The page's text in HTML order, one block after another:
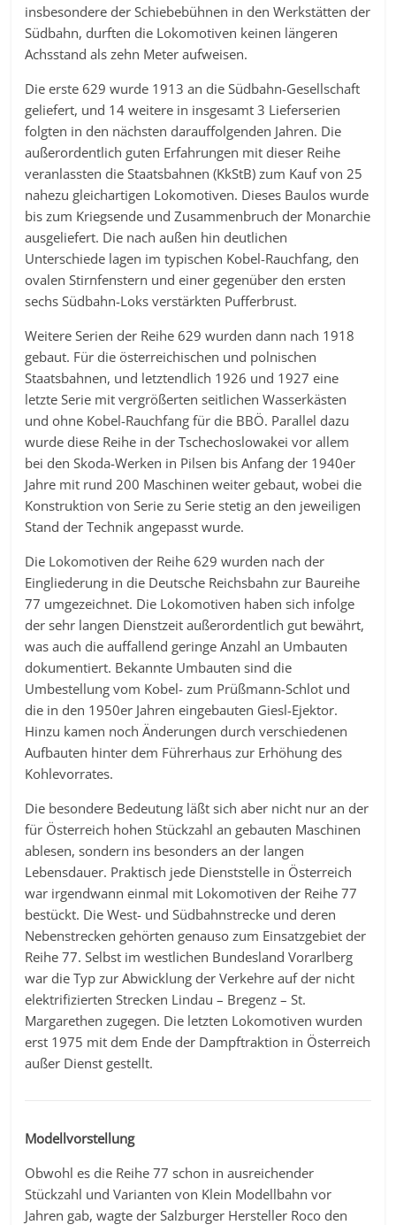
insbesondere der Schiebebühnen in den Werkstätten der
Südbahn, durften die Lokomotiven keinen längeren
Achsstand als zehn Meter aufweisen.
Die erste 629 wurde 1913 an die Südbahn-Gesellschaft
geliefert, und 14 weitere in insgesamt 3 Lieferserien
folgten in den nächsten darauffolgenden Jahren. Die
außerordentlich guten Erfahrungen mit dieser Reihe
veranlassten die Staatsbahnen (KkStB) zum Kauf von 25
nahezu gleichartigen Lokomotiven. Dieses Baulos wurde
bis zum Kriegsende und Zusammenbruch der Monarchie
ausgeliefert. Die nach außen hin deutlichen
Unterschiede lagen im typischen Kobel-Rauchfang, den
ovalen Stirnfenstern und einer gegenüber den ersten
sechs Südbahn-Loks verstärkten Pufferbrust.
Weitere Serien der Reihe 629 wurden dann nach 1918
gebaut. Für die österreichischen und polnischen
Staatsbahnen, und letztendlich 1926 und 1927 eine
letzte Serie mit vergrößerten seitlichen Wasserkästen
und ohne Kobel-Rauchfang für die BBÖ. Parallel dazu
wurde diese Reihe in der Tschechoslowakei vor allem
bei den Skoda-Werken in Pilsen bis Anfang der 1940er
Jahre mit rund 200 Maschinen weiter gebaut, wobei die
Konstruktion von Serie zu Serie stetig an den jeweiligen
Stand der Technik angepasst wurde.
Die Lokomotiven der Reihe 629 wurden nach der
Eingliederung in die Deutsche Reichsbahn zur Baureihe
77 umgezeichnet. Die Lokomotiven haben sich infolge
der sehr langen Dienstzeit außerordentlich gut bewährt,
was auch die auffallend geringe Anzahl an Umbauten
dokumentiert. Bekannte Umbauten sind die
Umbestellung vom Kobel- zum Prüßmann-Schlot und
die in den 1950er Jahren eingebauten Giesl-Ejektor.
Hinzu kamen noch Änderungen durch verschiedenen
Aufbauten hinter dem Führerhaus zur Erhöhung des
Kohlevorrates.
Die besondere Bedeutung läßt sich aber nicht nur an der
für Österreich hohen Stückzahl an gebauten Maschinen
ablesen, sondern ins besonders an der langen
Lebensdauer. Praktisch jede Dienststelle in Österreich
war irgendwann einmal mit Lokomotiven der Reihe 77
bestückt. Die West- und Südbahnstrecke und deren
Nebenstrecken gehörten genauso zum Einsatzgebiet der
Reihe 77. Selbst im westlichen Bundesland Vorarlberg
war die Typ zur Abwicklung der Verkehre auf der nicht
elektrifizierten Strecken Lindau – Bregenz – St.
Margarethen zugegen. Die letzten Lokomotiven wurden
erst 1975 mit dem Ende der Dampftraktion in Österreich
außer Dienst gestellt.
Modellvorstellung
Obwohl es die Reihe 77 schon in ausreichender
Stückzahl und Varianten von Klein Modellbahn vor
Jahren gab, wagte der Salzburger Hersteller Roco den